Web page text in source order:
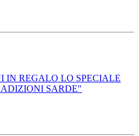
IN REGALO LO SPECIALE
SARDE"